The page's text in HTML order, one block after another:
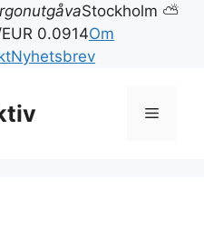
Stockholm ⛅
0.0914Om
Nyhetsbrev
Meny